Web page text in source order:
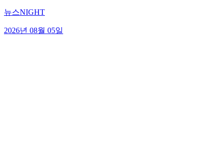
뉴스NIGHT
2026년 08월 05일